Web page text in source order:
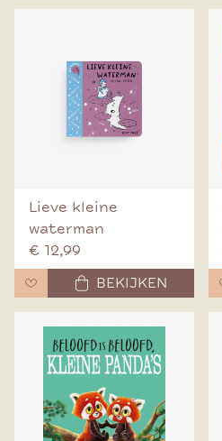
Lieve kleine
waterman
€ 12,99
BEKIJKEN